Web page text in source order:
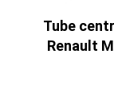
Tube
Renault